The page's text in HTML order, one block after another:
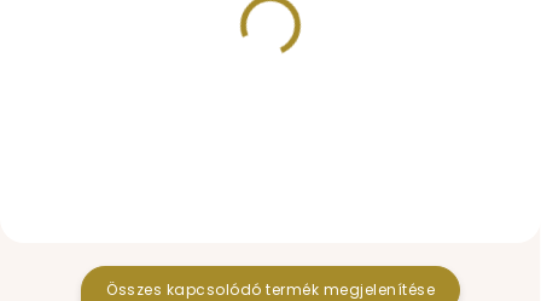
Összes kapcsolódó termék megjelenítése